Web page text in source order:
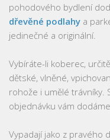
pohodového bydlení
dřevěné podlahy a
jedinečné a originální.
Vybíráte-li koberec,
dětské, vlněné,
rohože i umělé trávníky.
objednávku vám
Vypadají jako z pravého